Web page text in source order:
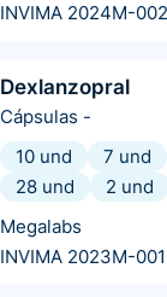
INVIMA 2024M-
Dexlanzopral
Cápsulas -
10 und
7 und
28 und
2 und
Megalabs
INVIMA 2023M-